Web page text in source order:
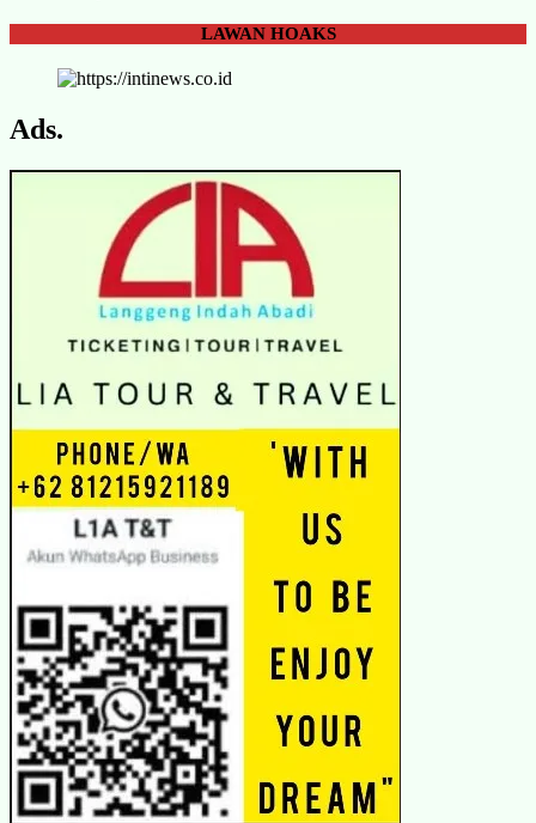
LAWANHOAKS
Ads.